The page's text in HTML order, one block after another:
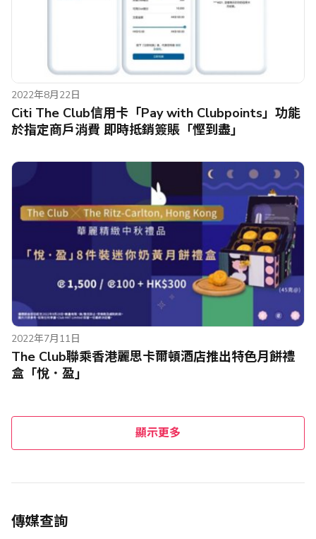
2022年8月22日
Citi The Club信用卡「Pay with Clubpoints」功能
於指定商戶消費 即時抵銷簽賬「慳到盡」
2022年7月11日
The Club聯乘香港麗思卡爾頓酒店推出特色月餅禮
盒「悅．盈」
顯示更多
傳媒查詢